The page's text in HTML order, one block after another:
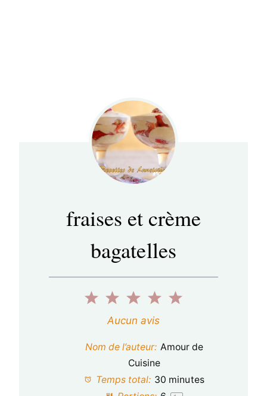
fraises et crème
bagatelles
5
t
i
4
t
i
3
é
t
o
i
2
é
t
i
1
t
i
Aucun avis
Nom de l’auteur: Amour de
Cuisine
Temps total: 30 minutes